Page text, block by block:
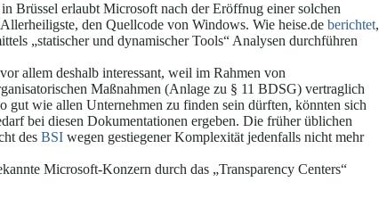
Brüssel erlaubt Microsoft nach der Eröffnug einer solchen
den Quellcode von Windows. Wie heise.de berichtet,
„statischer und dynamischer Tools“ Analysen durchführen
allem deshalb interessant, weil im Rahmen von
Maßnahmen (Anlage zu § 11 BDSG) vertraglich
wie allen Unternehmen zu finden sein dürften, könnten sich
bei diesen Dokumentationen ergeben. Die früher üblichen
des BSI wegen gestiegener Komplexität jedenfalls nicht mehr
Microsoft-Konzern durch das „Transparency Centers“